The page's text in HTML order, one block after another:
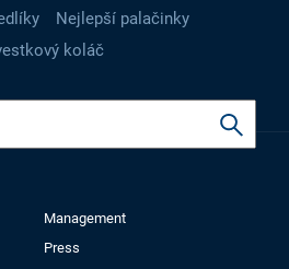
Nejlepší palačinky
koláč
Management
Press